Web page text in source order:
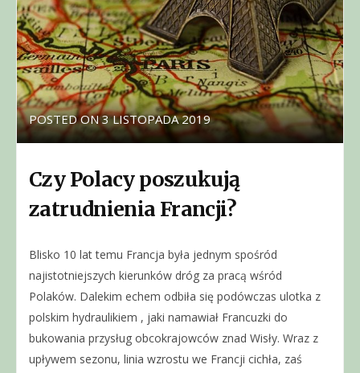
POSTED ON3 LISTOPADA 2019
Czy Polacy poszukują
zatrudnienia Francji?
Blisko 10 lat temu Francja była jednym spośród
najistotniejszych kierunków dróg za pracą wśród
Polaków. Dalekim echem odbiła się podówczas ulotka z
polskim hydraulikiem , jaki namawiał Francuzki do
bukowania przysług obcokrajowców znad Wisły. Wraz z
upływem sezonu, linia wzrostu we Francji cichła, zaś